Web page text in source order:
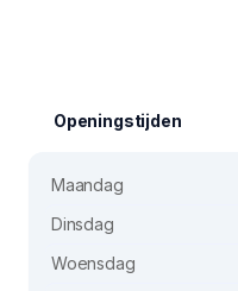
Openingstijden
Maandag
Dinsdag
Woensdag